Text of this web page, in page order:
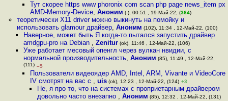
Тут скорее https www phoronix com scan php page news_item px
AMD-Memory-Device,Аноним (-), 00:51 , 19-Май-22, (364)
теоретически X11 driver можно выкинуть на помойку и
использовать glamour драйвер, Аноним (102), 11:34 , 12-Май-22, (100)
Наверное, может быть Я когда-то пытался запустить драйвер
amdgpu-pro на Debian , Zenitur(ok), 11:46 , 12-Май-22, (106)
Уже работает месовый опенгл через вулкан нвидии, с
нормальной производительность, Аноним (85), 11:49 , 12-Май-22,
(111) –5
Пользователи видеоядер AMD, Intel, ARM, Vivante и VideoCore
IV смотрят на вас с ,uis (ok), 12:23 , 12-Май-22, (124) +3
Не, я про то, что на системах с проприетарным драйвером
довольно часто внезапно , Аноним (85), 12:32 , 12-Май-22, (131)